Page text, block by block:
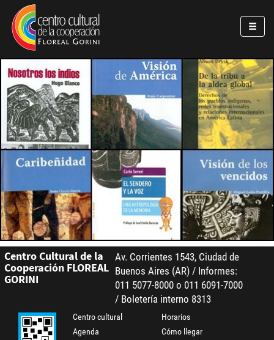
Pasar al contenido principal
Jump to main content
Centro Cultural de la
Cooperación FLOREAL
GORINI
Av. Corrientes 1543, Ciudad de
Buenos Aires (AR) / Informes:
011 5077-8000 o 011 6091-7000
/ Boletería interno 8313
Centro cultural
Agenda
Horarios
Cómo llegar